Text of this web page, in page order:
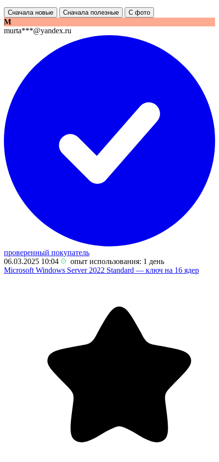
Сначала новые Сначала полезные С фото
M
murta***@yandex.ru
проверенный покупатель
06.03.2025 10:04
опыт использования: 1 день
Microsoft Windows Server 2022 Standard — ключ на 16 ядер